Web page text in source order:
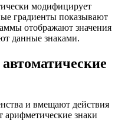
модифицирует
градиенты показывают
отображают значения
данные знаками.
и вмещают действия
арифметические знаки